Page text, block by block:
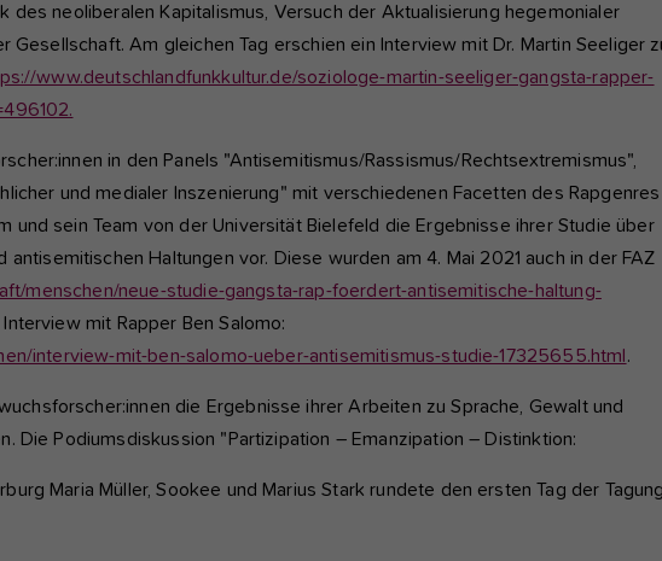
des neoliberalen Kapitalismus, Versuch der Aktualisierung hegemonialer
Gesellschaft. Am gleichen Tag erschien ein Interview mit Dr. Martin Seeliger
www.deutschlandfunkkultur.de/soziologe-martin-seeliger-gangsta-rapper-
in den Panels "Antisemitismus/Rassismus/Rechtsextremismus",
und medialer Inszenierung" mit verschiedenen Facetten des Rapgenres
und sein Team von der Universität Bielefeld die Ergebnisse ihrer Studie über
antisemitischen Haltungen vor. Diese wurden am 4. Mai 2021 auch in der FAZ
menschen/neue-studie-gangsta-rap-foerdert-antisemitische-haltung-
mit Rapper Ben Salomo:
interview-mit-ben-salomo-ueber-antisemitismus-studie-17325655.html .
die Ergebnisse ihrer Arbeiten zu Sprache, Gewalt und
Die Podiumsdiskussion "Partizipation – Emanzipation – Distinktion:
Maria Müller, Sookee und Marius Stark rundete den ersten Tag der Tagung
Anbieter etracker GmbH - 20459 Hamburg
Laufzeit 1 Jahr
Zweck
Tracking und zugehörige Cookies. Es hilft uns die
Externe Inhalte
Wir verwenden auf unserer Website externe Inhalte, um Ihnen
zusätzliche Informationen anzubieten, wie Google Maps oder Videos